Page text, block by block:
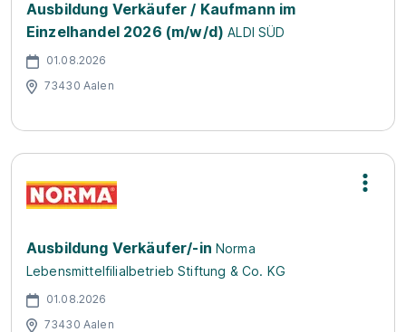
Ausbildung Verkäufer / Kaufmann im
Einzelhandel 2026 (m/w/d) ALDI SÜD
01.08.2026
73430 Aalen
Ausbildung Verkäufer/-in Norma
Lebensmittelfilialbetrieb Stiftung & Co. KG
01.08.2026
73430 Aalen